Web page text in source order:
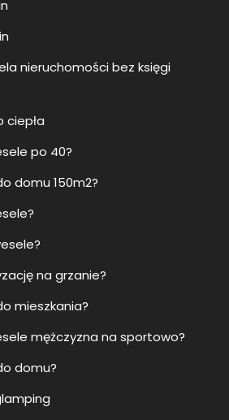
nieruchomości bez księgi
ciepła
po 40?
domu 150m2?
na grzanie?
mieszkania?
mężczyzna na sportowo?
domu?